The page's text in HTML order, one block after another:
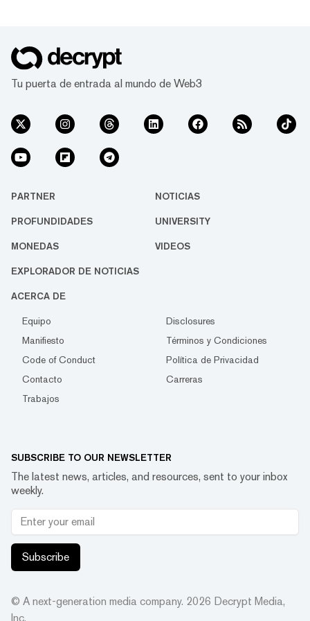
Tu puerta de entrada al mundo de Web3
PARTNER NOTICIAS
PROFUNDIDADES UNIVERSITY
MONEDAS VIDEOS
EXPLORADOR DE NOTICIAS
ACERCA DE
Equipo
Disclosures
Manifiesto
Términos y Condiciones
Code of Conduct
Política de Privacidad
Contacto
Carreras
Trabajos
SUBSCRIBE TO OUR NEWSLETTER
The latest news, articles, and resources, sent to your inbox
weekly.
Subscribe
© A next-generation media company. 2026 Decrypt Media,
Inc.